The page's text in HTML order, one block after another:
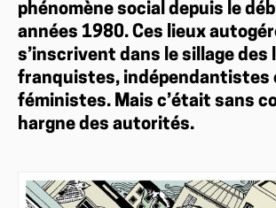
phénomène social depuis le
années 1980. Ces lieux
s’inscrivent dans le sillage
franquistes, indépendantistes
féministes. Mais c’était sans
hargne des autorités.